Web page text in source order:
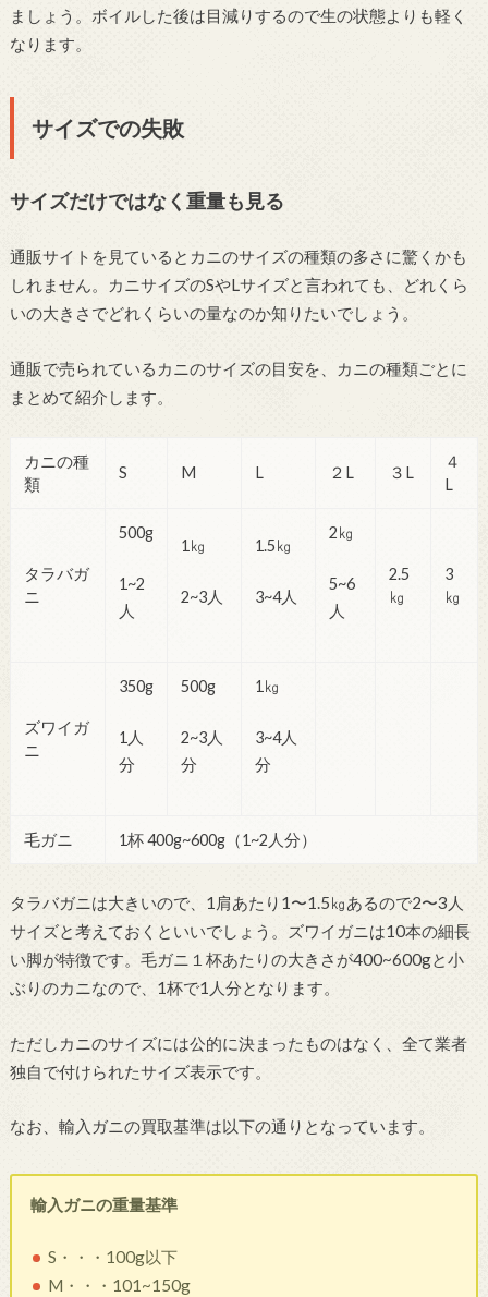
ましょう。ボイルした後は目減りするので生の状態よりも軽く
なります。
サイズでの失敗
サイズだけではなく重量も見る
通販サイトを見ているとカニのサイズの種類の多さに驚くかも
しれません。カニサイズのSやLサイズと言われても、どれくら
いの大きさでどれくらいの量なのか知りたいでしょう。
通販で売られているカニのサイズの目安を、カニの種類ごとに
まとめて紹介します。
カニの種
類
S M L ２L ３L
４
L
タラバガ
ニ
500g
1~2
人
1㎏
2~3人
1.5㎏
3~4人
2㎏
5~6
人
2.5
㎏
3
㎏
ズワイガ
ニ
350g
1人
分
500g
2~3人
分
1㎏
3~4人
分
毛ガニ 1杯 400g~600g（1~2人分）
タラバガニは大きいので、1肩あたり1〜1.5㎏あるので2〜3人
サイズと考えておくといいでしょう。ズワイガニは10本の細長
い脚が特徴です。毛ガニ１杯あたりの大きさが400~600gと小
ぶりのカニなので、1杯で1人分となります。
ただしカニのサイズには公的に決まったものはなく、全て業者
独自で付けられたサイズ表示です。
なお、輸入ガニの買取基準は以下の通りとなっています。
輸入ガニの重量基準
S・・・100g以下
M・・・101~150g